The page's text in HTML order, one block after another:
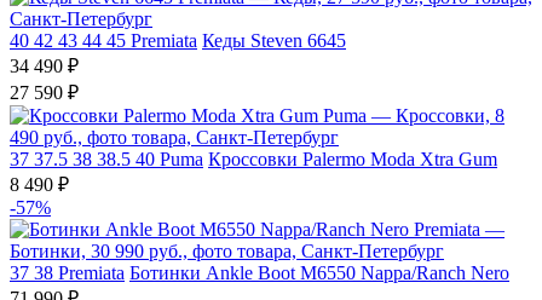
40 42 43 44 45 Premiata Кеды Steven 6645
34 490 ₽
27 590 ₽
37 37.5 38 38.5 40 Puma Кроссовки Palermo Moda Xtra Gum
8 490 ₽
-57%
37 38 Premiata Ботинки Ankle Boot M6550 Nappa/Ranch Nero